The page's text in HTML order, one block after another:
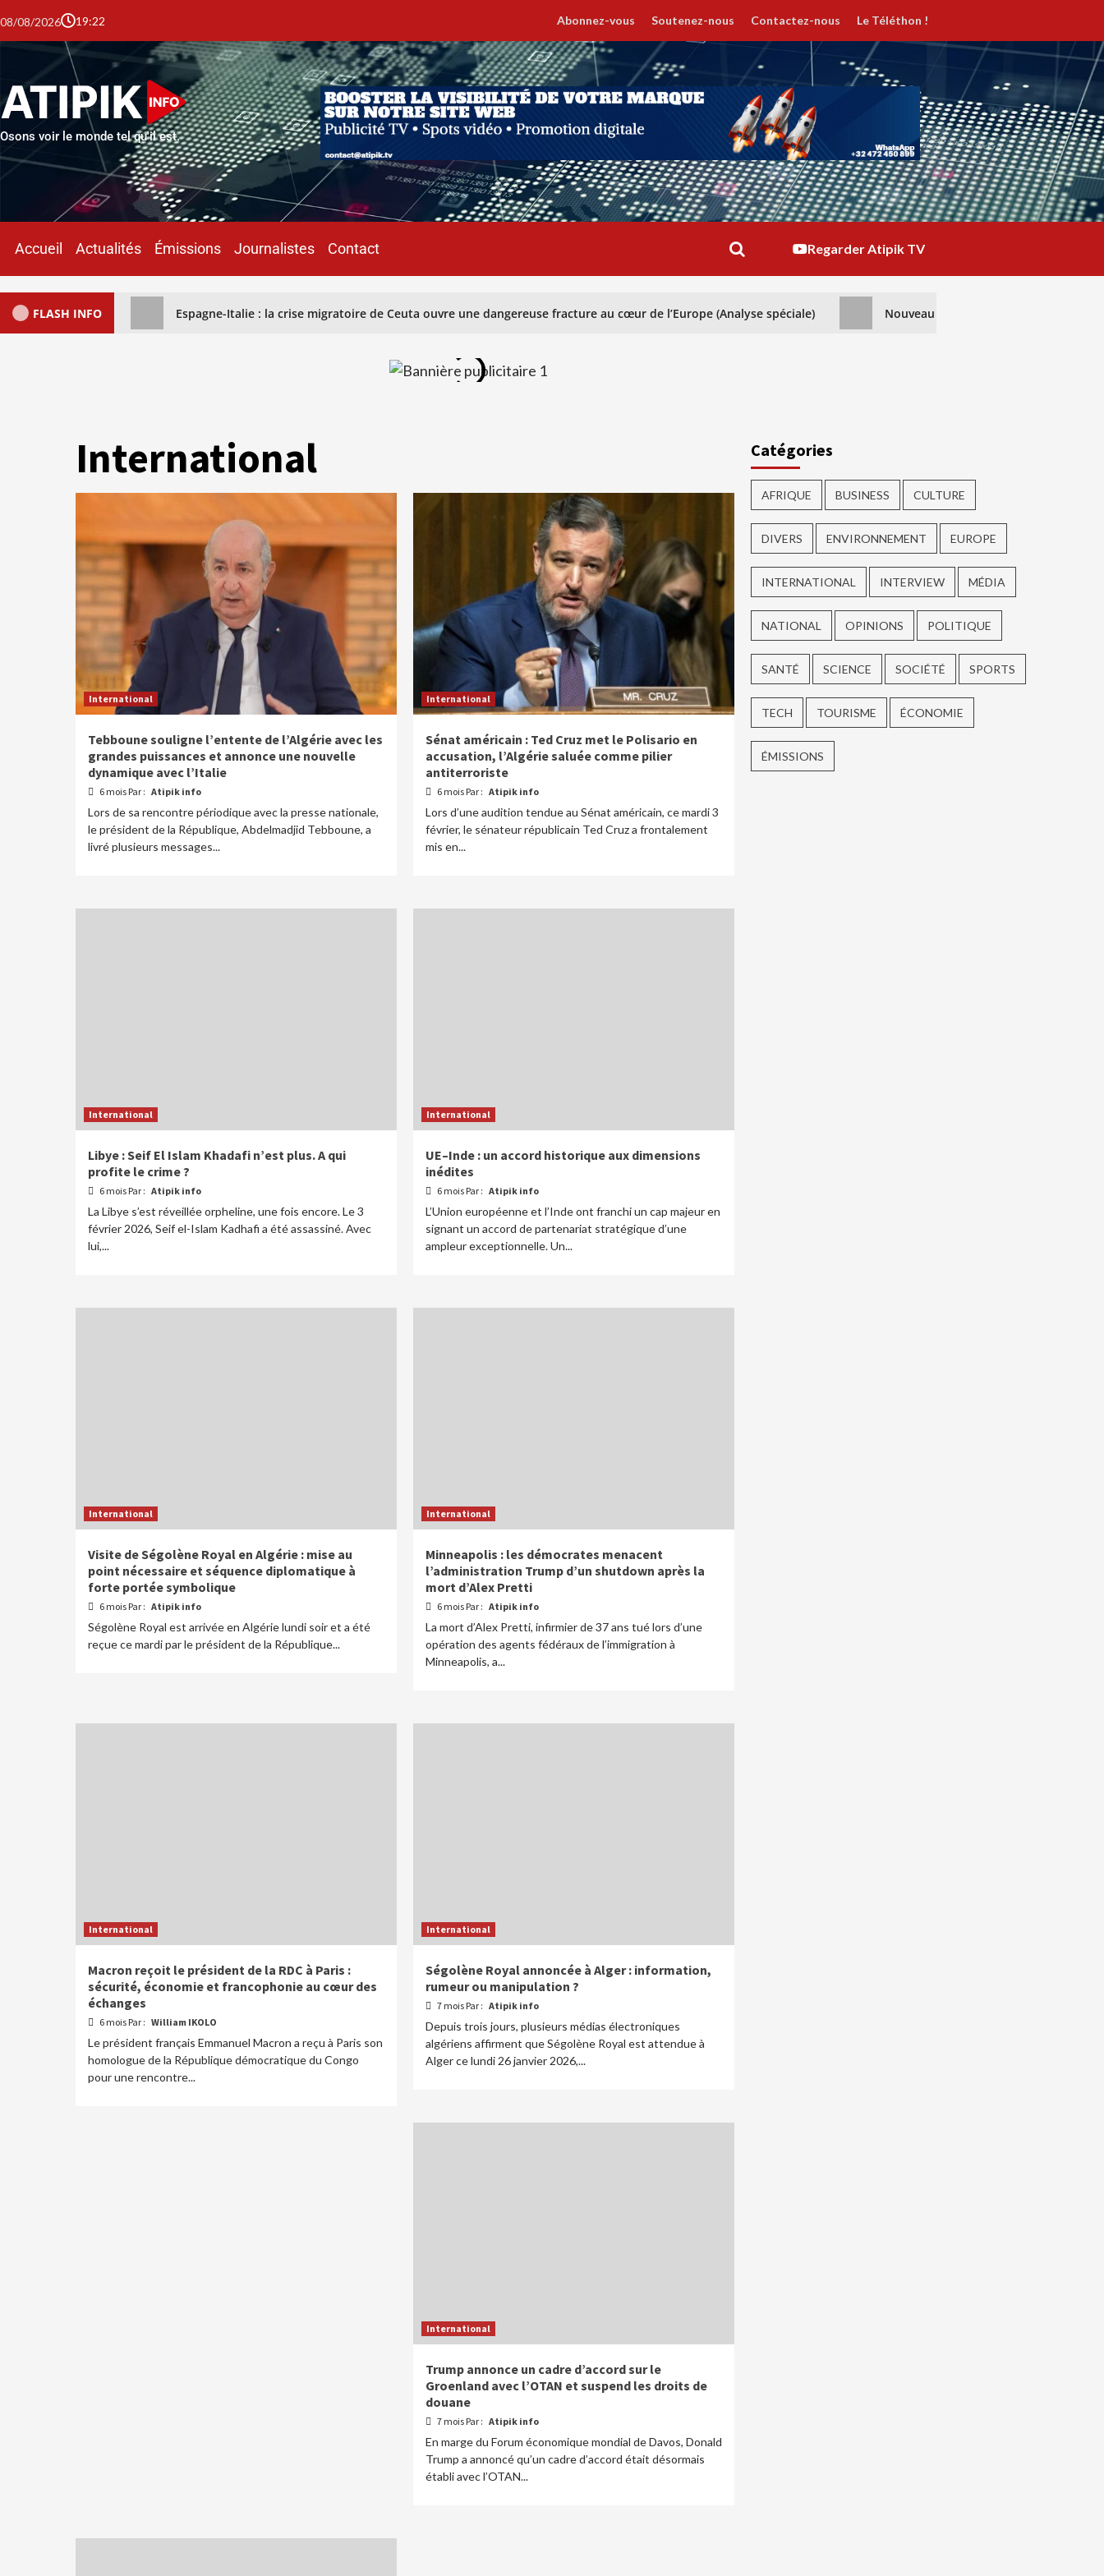
08/08/2026 19:22 Abonnez-vous Soutenez-nous Contactez-nous Le Téléthon !
Osons voir le monde tel qu'il est.
Accueil Actualités Émissions Journalistes Contact Regarder Atipik TV
FLASH INFO Espagne-Italie : la crise migratoire de Ceuta ouvre une dangereuse fracture au cœur de l’Europe (Analyse spéciale) Nouveau regard sur l’Algérie : Une
International
International
Tebboune souligne l’entente de l’Algérie avec les
grandes puissances et annonce une nouvelle
dynamique avec l’Italie
6 mois Par : Atipik info
Lors de sa rencontre périodique avec la presse nationale,
le président de la République, Abdelmadjid Tebboune, a
livré plusieurs messages...
International
Sénat américain : Ted Cruz met le Polisario en
accusation, l’Algérie saluée comme pilier
antiterroriste
6 mois Par : Atipik info
Lors d’une audition tendue au Sénat américain, ce mardi 3
février, le sénateur républicain Ted Cruz a frontalement
mis en...
International
Libye : Seif El Islam Khadafi n’est plus. A qui
profite le crime ?
6 mois Par : Atipik info
La Libye s’est réveillée orpheline, une fois encore. Le 3
février 2026, Seif el-Islam Kadhafi a été assassiné. Avec
lui,...
International
UE–Inde : un accord historique aux dimensions
inédites
6 mois Par : Atipik info
L’Union européenne et l’Inde ont franchi un cap majeur en
signant un accord de partenariat stratégique d’une
ampleur exceptionnelle. Un...
International
Visite de Ségolène Royal en Algérie : mise au
point nécessaire et séquence diplomatique à
forte portée symbolique
6 mois Par : Atipik info
Ségolène Royal est arrivée en Algérie lundi soir et a été
reçue ce mardi par le président de la République...
International
Minneapolis : les démocrates menacent
l’administration Trump d’un shutdown après la
mort d’Alex Pretti
6 mois Par : Atipik info
La mort d’Alex Pretti, infirmier de 37 ans tué lors d’une
opération des agents fédéraux de l’immigration à
Minneapolis, a...
International
Macron reçoit le président de la RDC à Paris :
sécurité, économie et francophonie au cœur des
échanges
6 mois Par : William IKOLO
Le président français Emmanuel Macron a reçu à Paris son
homologue de la République démocratique du Congo
pour une rencontre...
International
Ségolène Royal annoncée à Alger : information,
rumeur ou manipulation ?
7 mois Par : Atipik info
Depuis trois jours, plusieurs médias électroniques
algériens affirment que Ségolène Royal est attendue à
Alger ce lundi 26 janvier 2026,...
International
Trump annonce un cadre d’accord sur le
Groenland avec l’OTAN et suspend les droits de
douane
7 mois Par : Atipik info
En marge du Forum économique mondial de Davos, Donald
Trump a annoncé qu’un cadre d’accord était désormais
établi avec l’OTAN...
Catégories
AFRIQUE BUSINESS CULTURE
DIVERS ENVIRONNEMENT EUROPE
INTERNATIONAL INTERVIEW MÉDIA
NATIONAL OPINIONS POLITIQUE
SANTÉ SCIENCE SOCIÉTÉ SPORTS
TECH TOURISME ÉCONOMIE
ÉMISSIONS